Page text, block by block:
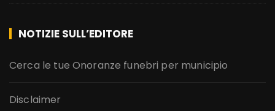
NOTIZIE SULL’EDITORE
Cerca le tue Onoranze funebri per municipio
Disclaimer